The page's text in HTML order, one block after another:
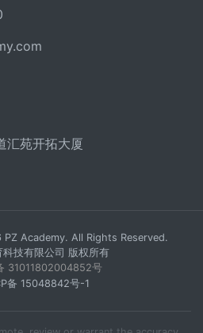
汇苑开拓大厦
31011802004852号
备 15048842号-1
Academy. All Rights Reserved.
科技有限公司 版权所有